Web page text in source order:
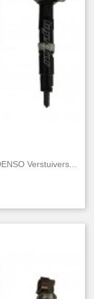
Verstuivers...